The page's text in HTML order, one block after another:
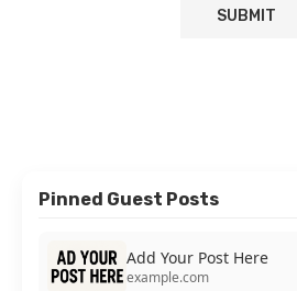
Pinned Guest Posts
Add Your Post Here
example.com